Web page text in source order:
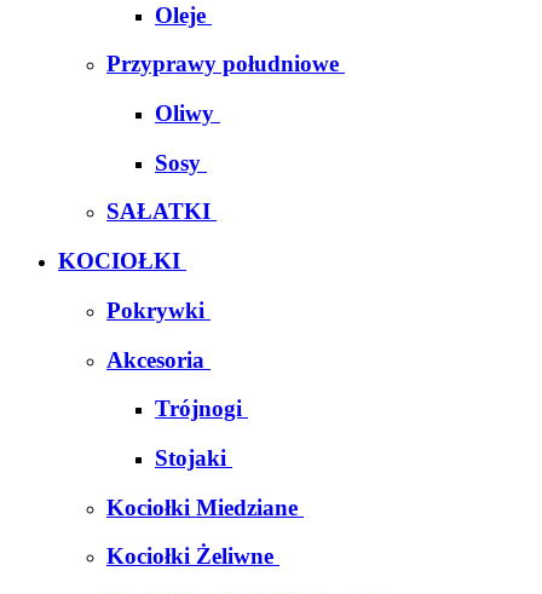
Oleje
Przyprawy południowe
Oliwy
Sosy
SAŁATKI
KOCIOŁKI
Pokrywki
Akcesoria
Trójnogi
Stojaki
Kociołki Miedziane
Kociołki Żeliwne